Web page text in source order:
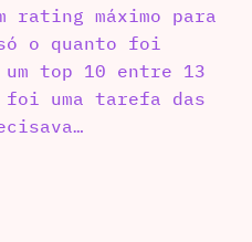
máximo para
o quanto foi
top 10 entre 13
uma tarefa das